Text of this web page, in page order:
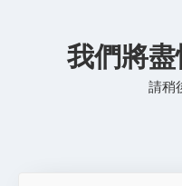
我們將盡
請稍